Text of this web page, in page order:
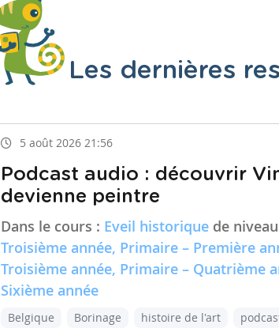
Les dernières
5 août 2026 21:56
Podcast audio : découvrir
devienne peintre
Dans le cours : Eveil historique de niveau
Troisième année, Primaire – Première
Troisième année, Primaire – Quatrième
Sixième année
Belgique Borinage histoire de l'art